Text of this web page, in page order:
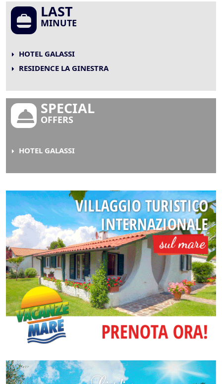
LAST
MINUTE
HOTEL GALASSI
RESIDENCE LA GINESTRA
SPECIAL
OFFERS
HOTEL GALASSI